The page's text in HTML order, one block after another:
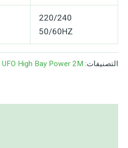
220/240
50/60HZ
التصنيفات: UFO High Bay Power 2M